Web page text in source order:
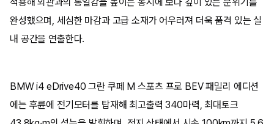
완성했으며, 세심한 마감과 고급 소재가 어우러져 더욱 품격 있는 실
내 공간을 연출한다.
BMW i4 eDrive40 그란 쿠페 M 스포츠 프로 BEV 패밀리 에디션
에는 후륜에 전기모터를 탑재해 최고출력 340마력, 최대토크